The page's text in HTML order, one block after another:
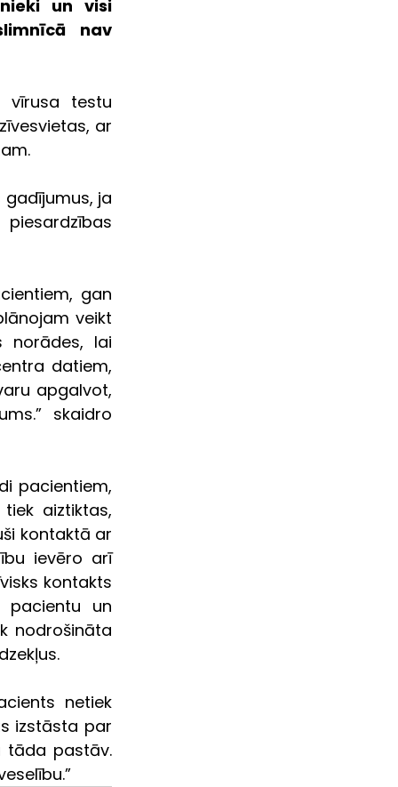
un visi
nav
vīrusa testu
ar
ja
gan
veikt
norādes, lai
datiem,
apgalvot,
skaidro
pacientiem,
aiztiktas,
kontaktā ar
ievēro arī
kontakts
pacientu un
nodrošināta
netiek
izstāsta par
tāda pastāv.